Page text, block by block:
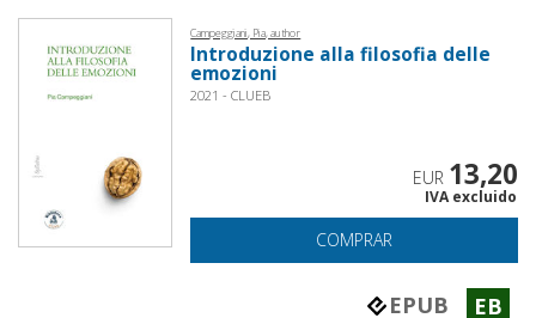
Campeggiani, Pia, author
Introduzione alla filosofia delle
emozioni
2021 - CLUEB
EUR 13,20
IVA excluido
COMPRAR
EPUB EB